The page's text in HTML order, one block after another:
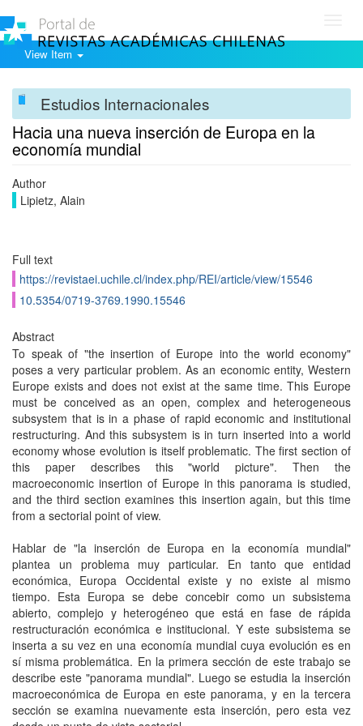
View Item
Estudios Internacionales
Hacia una nueva inserción de Europa en la
economía mundial
Author
Lipietz, Alain
Full text
https://revistaei.uchile.cl/index.php/REI/article/view/15546
10.5354/0719-3769.1990.15546
Abstract
To speak of "the insertion of Europe into the world economy"
poses a very particular problem. As an economic entity, Western
Europe exists and does not exist at the same time. This Europe
must be conceived as an open, complex and heterogeneous
subsystem that is in a phase of rapid economic and institutional
restructuring. And this subsystem is in turn inserted into a world
economy whose evolution is itself problematic. The first section of
this paper describes this "world picture". Then the
macroeconomic insertion of Europe in this panorama is studied,
and the third section examines this insertion again, but this time
from a sectorial point of view.
Hablar de "la inserción de Europa en la economía mundial"
plantea un problema muy particular. En tanto que entidad
económica, Europa Occidental existe y no existe al mismo
tiempo. Esta Europa se debe concebir como un subsistema
abierto, complejo y heterogéneo que está en fase de rápida
restructuración económica e institucional. Y este subsistema se
inserta a su vez en una economía mundial cuya evolución es en
sí misma problemática. En la primera sección de este trabajo se
describe este "panorama mundial". Luego se estudia la inserción
macroeconómica de Europa en este panorama, y en la tercera
sección se examina nuevamente esta inserción, pero esta vez